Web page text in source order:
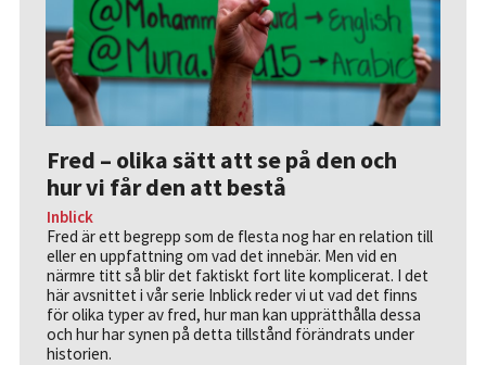
Fred – olika sätt att se på den och
hur vi får den att bestå
Inblick
Fred är ett begrepp som de flesta nog har en relation till
eller en uppfattning om vad det innebär. Men vid en
närmre titt så blir det faktiskt fort lite komplicerat. I det
här avsnittet i vår serie Inblick reder vi ut vad det finns
för olika typer av fred, hur man kan upprätthålla dessa
och hur har synen på detta tillstånd förändrats under
historien.